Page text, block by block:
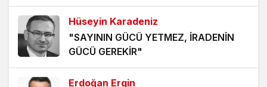
5 yıl önce
KHK MAĞDURLARI İÇİN IŞIK GÖRÜNDÜ!
5 yıl önce
Hüseyin Karadeniz
"SAYININ GÜCÜ YETMEZ, İRADENİN
GÜCÜ GEREKİR"
Erdoğan Ergin